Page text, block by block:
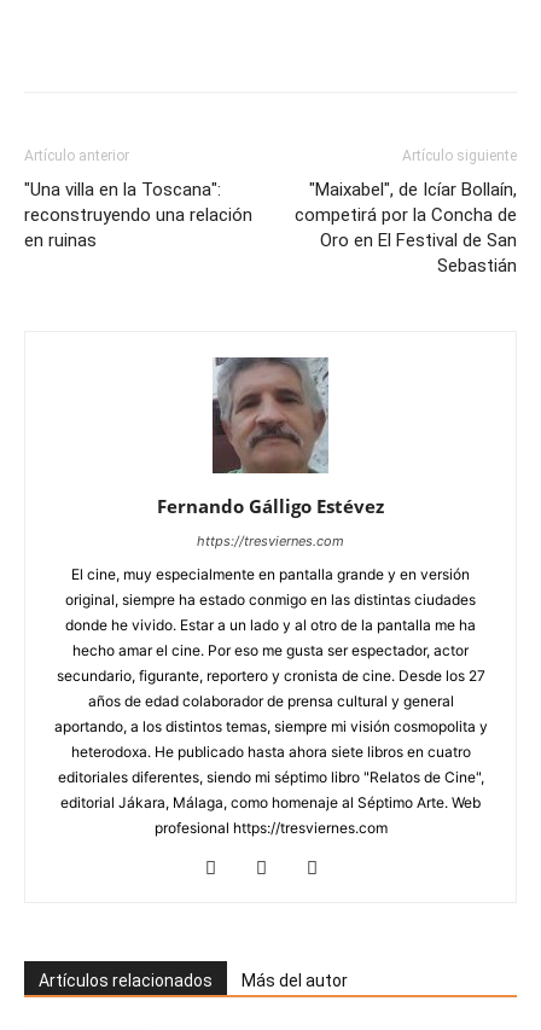
Artículo anterior
"Una villa en la Toscana":
reconstruyendo una relación
en ruinas
Artículo siguiente
"Maixabel", de Icíar Bollaín,
competirá por la Concha de
Oro en El Festival de San
Sebastián
Fernando Gálligo Estévez
https://tresviernes.com
El cine, muy especialmente en pantalla grande y en versión
original, siempre ha estado conmigo en las distintas ciudades
donde he vivido. Estar a un lado y al otro de la pantalla me ha
hecho amar el cine. Por eso me gusta ser espectador, actor
secundario, figurante, reportero y cronista de cine. Desde los 27
años de edad colaborador de prensa cultural y general
aportando, a los distintos temas, siempre mi visión cosmopolita y
heterodoxa. He publicado hasta ahora siete libros en cuatro
editoriales diferentes, siendo mi séptimo libro "Relatos de Cine",
editorial Jákara, Málaga, como homenaje al Séptimo Arte. Web
profesional https://tresviernes.com
Artículos relacionados Más del autor